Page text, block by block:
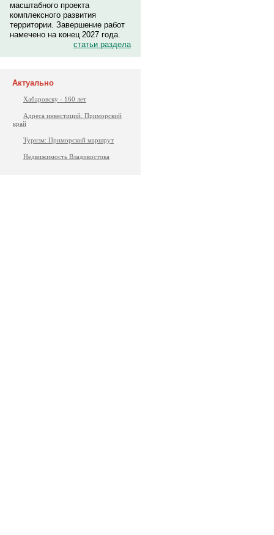
масштабного проекта
комплексного развития
территории. Завершение работ
намечено на конец 2027 года.
статьи раздела
Актуально
Хабаровску - 160 лет
Адреса инвестиций. Приморский
край
Туризм: Приморский маршрут
Недвижимость Владивостока